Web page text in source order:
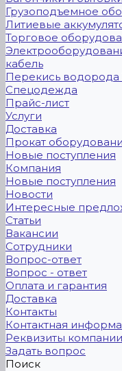
Грузоподъемное
Литиевые
Торговое
кабель
Перекись водорода
Спецодежда
Прайс-лист
Услуги
Доставка
Прокат
Новые поступления
Компания
Новые поступления
Новости
Интересные
Статьи
Вакансии
Сотрудники
Вопрос-ответ
Вопрос - ответ
Оплата и гарантия
Доставка
Контакты
Контактная
Реквизиты компании
Задать вопрос
Поиск